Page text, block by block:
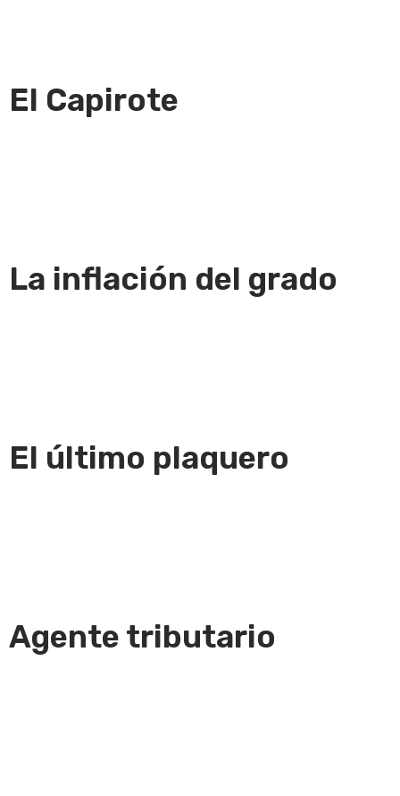
El Capirote
La inflación del grado
El último plaquero
Agente tributario